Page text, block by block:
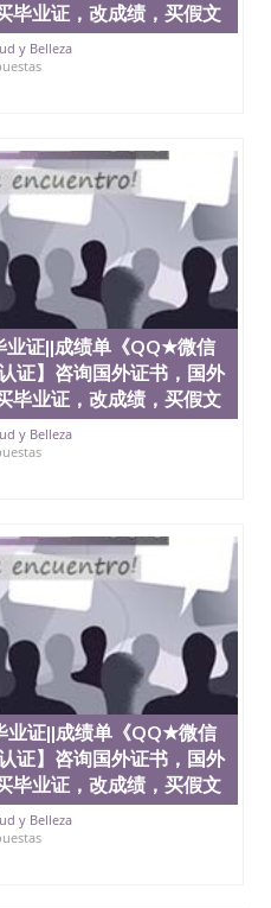
，付定金； 4、预约递
人一起去留服递交材
书留服直接邮寄给客户
款。 我们对海外大学及
。 文字图案浮雕，激光
防伪）都有原版本文凭
客户群体的认可，同时和
到与时俱进，及时掌握
，资格证，学生卡，结
等相关材料）的版本更
海外学历文凭的样版，尺
等等，并在时间收集到
求。 我们的优势： 我
持较高性价比，通过品
诠释什么是高性价比。
Q/微
单、教育部认证,录取通
.
书制作、假制作、办
凭、文凭毕业证、毕业
、使馆证明、使馆留学
学历认证、文凭认证学
学生学位认证、英国文
文凭学历、加拿大文凭
微信：
业证（San Jose State
毕业证（San Jose State
毕业证（San Jose State
成绩单（San Jose State
成绩单（ San Jose State
成绩单（San Jose State
立大学文凭（San Jose
大学（San Jose State
毕业证，改成绩，买假文
y Belleza
业证||成绩单《QQ★微信
证】咨询国外证书，国外
毕业证，改成绩，买假文
y Belleza
业证||成绩单《QQ★微信
证】咨询国外证书，国外
毕业证，改成绩，买假文
y Belleza